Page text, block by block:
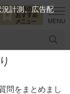
リジュランアイ
問をまとめまし
計測、広告配